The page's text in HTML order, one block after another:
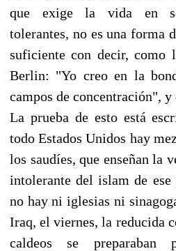
que exige la vida en
tolerantes, no es una forma
suficiente con decir, como
Berlin: "Yo creo en la
campos de concentración",
La prueba de esto está
todo Estados Unidos hay
los saudíes, que enseñan la
intolerante del islam de
no hay ni iglesias ni
Iraq, el viernes, la reducida
caldeos se preparaban